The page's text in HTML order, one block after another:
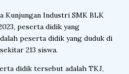
Kunjungan Industri SMK BLK
peserta didik yang
peserta didik yang duduk di
213 siswa.
didik tersebut adalah TKJ,